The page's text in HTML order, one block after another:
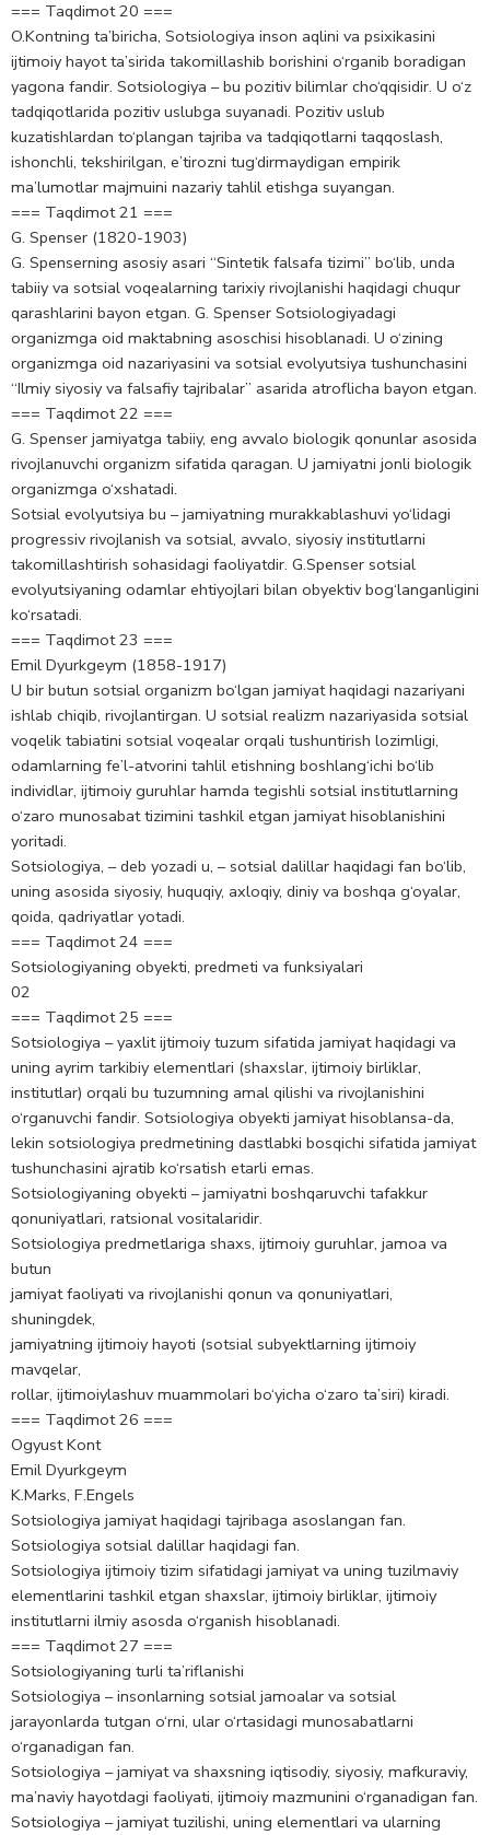
=== Taqdimot 20 ===
O.Kontning ta’biricha, Sotsiologiya inson aqlini va psixikasini
ijtimoiy hayot ta’sirida takomillashib borishini o‘rganib boradigan
yagona fandir. Sotsiologiya – bu pozitiv bilimlar cho‘qqisidir. U o‘z
tadqiqotlarida pozitiv uslubga suyanadi. Pozitiv uslub
kuzatishlardan to‘plangan tajriba va tadqiqotlarni taqqoslash,
ishonchli, tekshirilgan, e’tirozni tug‘dirmaydigan empirik
ma’lumotlar majmuini nazariy tahlil etishga suyangan.
=== Taqdimot 21 ===
G. Spenser (1820-1903)
G. Spenserning asosiy asari “Sintetik falsafa tizimi” bo‘lib, unda
tabiiy va sotsial voqealarning tarixiy rivojlanishi haqidagi chuqur
qarashlarini bayon etgan. G. Spenser Sotsiologiyadagi
organizmga oid maktabning asoschisi hisoblanadi. U o‘zining
organizmga oid nazariyasini va sotsial evolyutsiya tushunchasini
“Ilmiy siyosiy va falsafiy tajribalar” asarida atroflicha bayon etgan.
=== Taqdimot 22 ===
G. Spenser jamiyatga tabiiy, eng avvalo biologik qonunlar asosida
rivojlanuvchi organizm sifatida qaragan. U jamiyatni jonli biologik
organizmga o‘xshatadi.
Sotsial evolyutsiya bu – jamiyatning murakkablashuvi yo‘lidagi
progressiv rivojlanish va sotsial, avvalo, siyosiy institutlarni
takomillashtirish sohasidagi faoliyatdir. G.Spenser sotsial
evolyutsiyaning odamlar ehtiyojlari bilan obyektiv bog‘langanligini
ko‘rsatadi.
=== Taqdimot 23 ===
Emil Dyurkgeym (1858-1917)
U bir butun sotsial organizm bo‘lgan jamiyat haqidagi nazariyani
ishlab chiqib, rivojlantirgan. U sotsial realizm nazariyasida sotsial
voqelik tabiatini sotsial voqealar orqali tushuntirish lozimligi,
odamlarning fe’l-atvorini tahlil etishning boshlang‘ichi bo‘lib
individlar, ijtimoiy guruhlar hamda tegishli sotsial institutlarning
o‘zaro munosabat tizimini tashkil etgan jamiyat hisoblanishini
yoritadi.
Sotsiologiya, – deb yozadi u, – sotsial dalillar haqidagi fan bo‘lib,
uning asosida siyosiy, huquqiy, axloqiy, diniy va boshqa g‘oyalar,
qoida, qadriyatlar yotadi.
=== Taqdimot 24 ===
Sotsiologiyaning obyеkti, predmeti va funksiyalari
02
=== Taqdimot 25 ===
Sotsiologiya – yaxlit ijtimoiy tuzum sifatida jamiyat haqidagi va
uning ayrim tarkibiy elementlari (shaxslar, ijtimoiy birliklar,
institutlar) orqali bu tuzumning amal qilishi va rivojlanishini
o‘rganuvchi fandir. Sotsiologiya obyekti jamiyat hisoblansa-da,
lekin sotsiologiya predmetining dastlabki bosqichi sifatida jamiyat
tushunchasini ajratib ko‘rsatish etarli emas.
Sotsiologiyaning obyekti – jamiyatni boshqaruvchi tafakkur
qonuniyatlari, ratsional vositalaridir.
Sotsiologiya predmetlariga shaxs, ijtimoiy guruhlar, jamoa va
butun
jamiyat faoliyati va rivojlanishi qonun va qonuniyatlari,
shuningdek,
jamiyatning ijtimoiy hayoti (sotsial subyektlarning ijtimoiy
mavqelar,
rollar, ijtimoiylashuv muammolari bo‘yicha o‘zaro ta’siri) kiradi.
=== Taqdimot 26 ===
Ogyust Kont
Emil Dyurkgeym
K.Marks, F.Engels
Sotsiologiya jamiyat haqidagi tajribaga asoslangan fan.
Sotsiologiya sotsial dalillar haqidagi fan.
Sotsiologiya ijtimoiy tizim sifаtidаgi jamiyat va uning tuzilmaviy
elementlarini tashkil etgan shaxslar, ijtimoiy birliklar, ijtimoiy
institutlarni ilmiy asosda o‘rganish hisoblanadi.
=== Taqdimot 27 ===
Sotsiologiyaning turli ta’riflanishi
Sotsiologiya – insonlarning sotsial jamoalar va sotsial
jarayonlarda tutgan o‘rni, ular o‘rtasidagi munosabatlarni
o‘rganadigan fan.
Sotsiologiya – jamiyat va shaхsning iqtisodiy, siyosiy, mafkuraviy,
ma’naviy hayotdagi faoliyati, ijtimoiy mazmunini o‘rganadigan fan.
Sotsiologiya – jamiyat tuzilishi, uning elementlari va ularning